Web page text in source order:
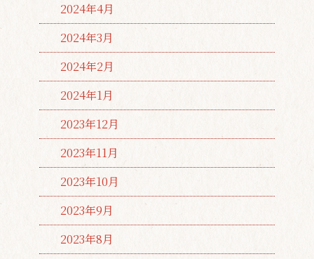
2024年4月
2024年3月
2024年2月
2024年1月
2023年12月
2023年11月
2023年10月
2023年9月
2023年8月